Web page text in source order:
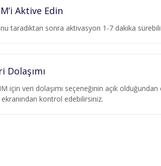
Aktive Edin
taradıktan sonra aktivasyon 1-7 dakika
Dolaşımı
için veri dolaşımı seçeneğinin açık
kontrol edebilirsiniz.